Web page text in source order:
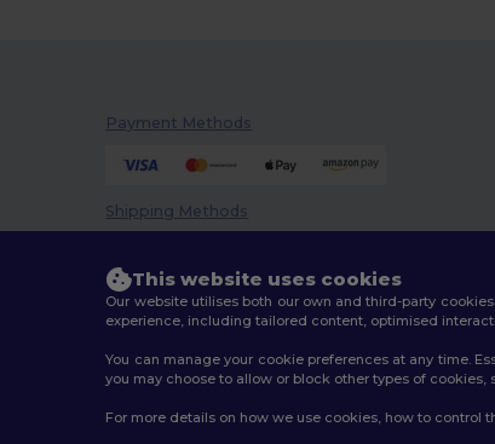
Payment Methods
Shipping Methods
2026. All Rights Reserved
This website uses cookies
Our website utilises both our own and third-party
experience, including tailored content, optimised
You can manage your cookie preferences at any time.
you may choose to allow or block other types of
For more details on how we use cookies, how to control